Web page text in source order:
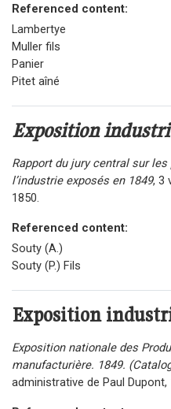
Referenced content:
Lambertye
Muller fils
Panier
Pitet aîné
Exposition
Rapport du jury central sur
l’industrie exposés en 1849, 3
1850.
Referenced content:
Souty (A.)
Souty (P.) Fils
Exposition
Exposition nationale des
manufacturière. 1849.
administrative de Paul Dupont,